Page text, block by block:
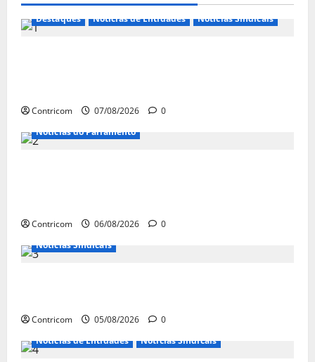
Destaques Notícias de Entidades Notícias Sindicais
Contricom 07/08/2026
0
Notícias do Parlamento
Contricom 06/08/2026
0
Notícias Sindicais
Contricom 05/08/2026
0
Notícias de Entidades
Notícias Sindicais